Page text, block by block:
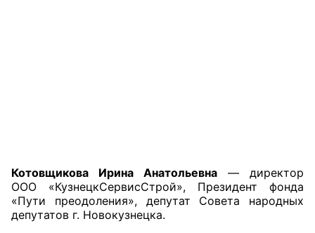
Общественные советы
Общественные советы при территориальных
органах федеральных органов
Котовщикова Ирина Анатольевна — директор
ООО «КузнецкСервисСтрой», Президент фонда
«Пути преодоления», депутат Совета народных
депутатов г. Новокузнецка.